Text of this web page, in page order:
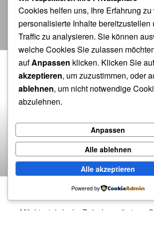
HÄRZENS CHIND
Liebe lässt sich nicht in Wochen messen.
HIER ENTSTEHT EINE NEUE SEITE
Möchtest du in der Zwischenzeit etwas
Cookies helfen uns, Ihre Erfahrung zu
personalisierte Inhalte bereitzustellen
Traffic zu analysieren. Sie können
welche Cookies Sie zulassen
aufAnpassen klicken. Klicken Sie
akzeptieren, um zuzustimmen, oder
ablehnen, um nicht notwendige
abzulehnen.
Anpassen
Alle ablehnen
Alle akzeptieren
Powered by